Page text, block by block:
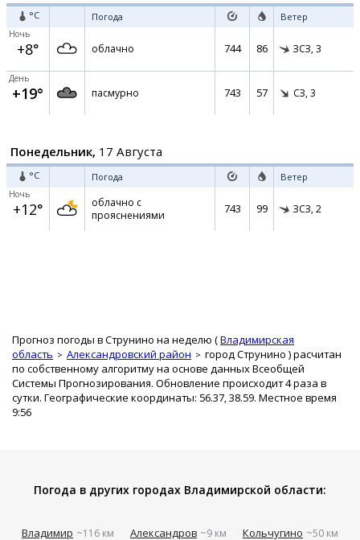
°C Погода Ветер
Ночь
+8° облачно 744 86 ЗСЗ, 3
День
+19° пасмурно 743 57 СЗ, 3
Понедельник, 17 Августа
°C Погода Ветер
Ночь
+12°
облачно с
прояснениями
743 99 ЗСЗ, 2
Прогноз погоды в Струнино на неделю (Владимирская
область
Александровский район город Струнино ) расчитан
по собственному алгоритму на основе данных Всеобщей
Системы Прогнозирования. Обновление происходит 4 раза в
сутки. Географические координаты: 56.37, 38.59. Местное время
9:56
Погода в других городах Владимирской области:
Владимир ~116 км Александров ~9 км Кольчугино ~50 км